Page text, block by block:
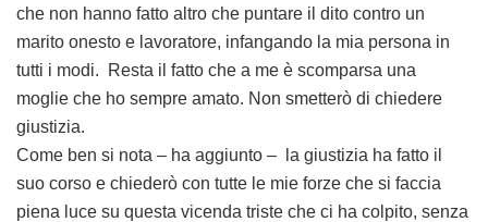
che non hanno fatto altro che puntare il dito contro un
marito onesto e lavoratore, infangando la mia persona in
tutti i modi. Resta il fatto che a me è scomparsa una
moglie che ho sempre amato. Non smetterò di chiedere
giustizia.
Come ben si nota – ha aggiunto – la giustizia ha fatto il
suo corso e chiederò con tutte le mie forze che si faccia
piena luce su questa vicenda triste che ci ha colpito, senza